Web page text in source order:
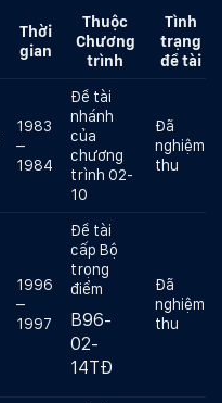
Thời
gian
Thuộc
Chương
trình
Tình
trạng
đề tài
1983
–
1984
Đề tài
nhánh
của
chương
trình 02-
10
Đã
nghiệm
thu
1996
–
1997
Đề tài
cấp Bộ
trọng
điểm
B96-
02-
14TĐ
Đã
nghiệm
thu